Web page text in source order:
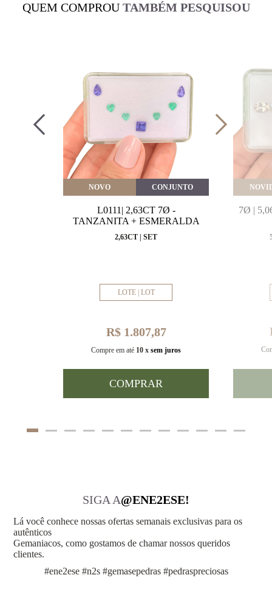
QUEM COMPROU TAMBÉM PESQUISOU
NOVO CONJUNTO
L0111| 2,63CT 7Ø -
TANZANITA + ESMERALDA
2,63CT | SET
LOTE | LOT
R$ 1.807,87
Compre em até 10 x sem juros
COMPRAR
7Ø |
SIGA A@ENE2ESE!
Lá você conhece nossas ofertas semanais exclusivas para os
autênticos
Gemaniacos, como gostamos de chamar nossos queridos
clientes.
#ene2ese #n2s #gemasepedras #pedraspreciosas